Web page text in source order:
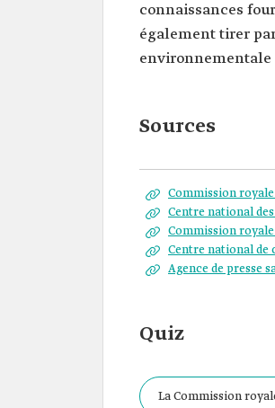
connaissances
également tirer
environnementale
Sources
Commission
Centre national
Commission
Centre national de
Agence de presse
Quiz
La Commission